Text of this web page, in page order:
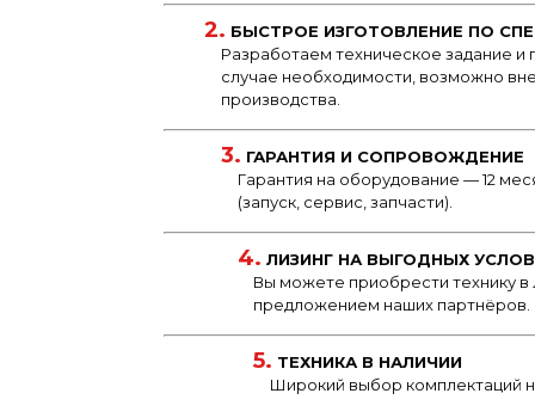
2. БЫСТРОЕ ИЗГОТОВЛЕНИЕ ПО
Разработаем техническое задание и
случае необходимости, возможно
производства.
3. ГАРАНТИЯ И СОПРОВОЖДЕНИЕ
Гарантия на оборудование — 12
(запуск, сервис, запчасти).
4. ЛИЗИНГ НА ВЫГОДНЫХ
Вы можете приобрести технику в
предложением наших партнёров.
5. ТЕХНИКА В НАЛИЧИИ
Широкий выбор комплектаций